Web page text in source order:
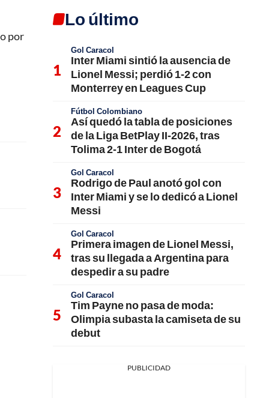
por
Lo último
Gol Caracol
Inter Miami sintió la ausencia de
Lionel Messi; perdió 1-2 con
Monterrey en Leagues Cup
Fútbol Colombiano
Así quedó la tabla de posiciones
de la Liga BetPlay II-2026, tras
Tolima 2-1 Inter de Bogotá
Gol Caracol
Rodrigo de Paul anotó gol con
Inter Miami y se lo dedicó a Lionel
Messi
Gol Caracol
Primera imagen de Lionel Messi,
tras su llegada a Argentina para
despedir a su padre
Gol Caracol
Tim Payne no pasa de moda:
Olimpia subasta la camiseta de su
debut
PUBLICIDAD